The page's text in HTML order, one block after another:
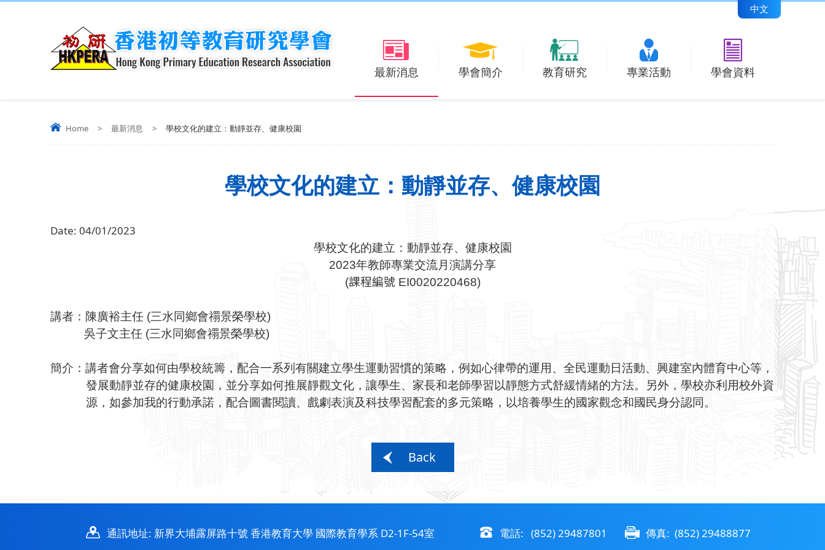
中文
最新消息 學會簡介 教育研究 專業活動 學會資料
Home > 最新消息 > 學校文化的建立：動靜並存、健康校園
學校文化的建立：動靜並存、健康校園
Date: 04/01/2023
學校文化的建立：動靜並存、健康校園
2023年教師專業交流月演講分享
(課程編號 EI0020220468)
講者：陳廣裕主任 (三水同鄉會禤景榮學校)
吳子文主任 (三水同鄉會禤景榮學校)
簡介：講者會分享如何由學校統籌，配合一系列有關建立學生運動習慣的策略，例如心律帶的運用、全民運動日活動、興建室內體育中心等，
發展動靜並存的健康校園，並分享如何推展靜觀文化，讓學生、家長和老師學習以靜態方式舒緩情緒的方法。另外，學校亦利用校外資
源，如參加我的行動承諾，配合圖書閱讀、戲劇表演及科技學習配套的多元策略，以培養學生的國家觀念和國民身分認同。
Back
通訊地址: 新界大埔露屏路十號 香港教育大學 國際教育學系 D2-1F-54室 電話: (852) 29487801 傳真: (852) 29488877